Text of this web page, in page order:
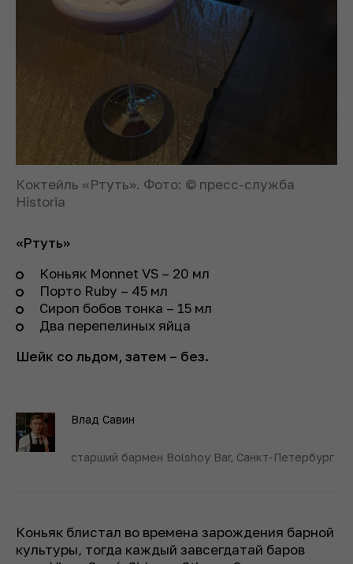
Коктейль «Ртуть». Фото: © пресс-служба
Historia
«Ртуть»
Коньяк Monnet VS – 20 мл
Порто Ruby – 45 мл
Сироп бобов тонка – 15 мл
Два перепелиных яйца
Шейк со льдом, затем – без.
Влад Савин
старший бармен Bolshoy Bar, Санкт-Петербург
Коньяк блистал во времена зарождения барной
культуры, тогда каждый завсегдатай баров